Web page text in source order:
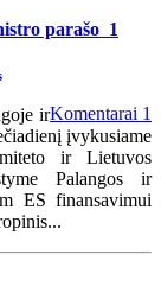
parašo 1
Komentarai 1
ir
įvykusiame
ir Lietuvos
Palangos ir
ES finansavimui